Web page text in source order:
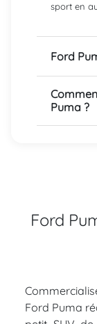
sport en
Ford
Puma ?
Ford
Ford Puma